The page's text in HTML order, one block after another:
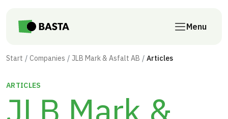
Menu
Start Companies JLB Mark & Asfalt AB Articles
ARTICLES
JLB Mark &